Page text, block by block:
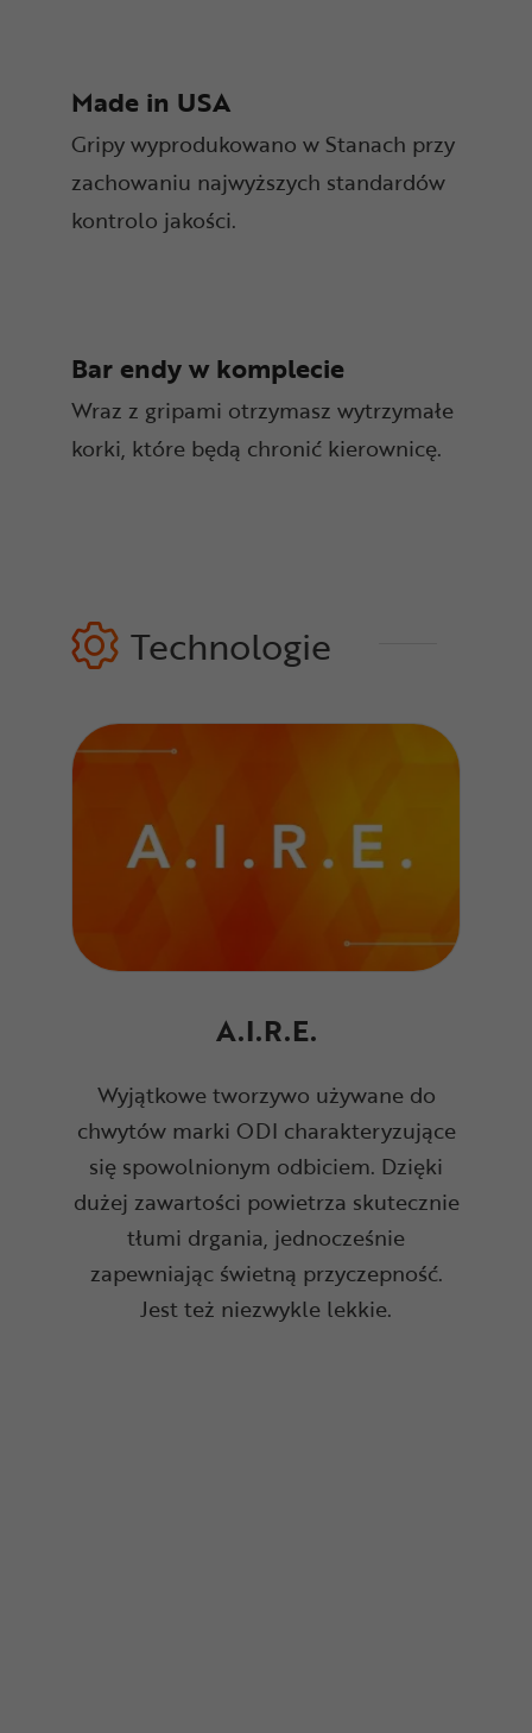
Made in USA
Gripy wyprodukowano w Stanach przy
zachowaniu najwyższych standardów
kontrolo jakości.
Bar endy w komplecie
Wraz z gripami otrzymasz wytrzymałe
korki, które będą chronić kierownicę.
Technologie
A.I.R.E.
Wyjątkowe tworzywo używane do
chwytów marki ODI charakteryzujące
się spowolnionym odbiciem. Dzięki
dużej zawartości powietrza skutecznie
tłumi drgania, jednocześnie
zapewniając świetną przyczepność.
Jest też niezwykle lekkie.